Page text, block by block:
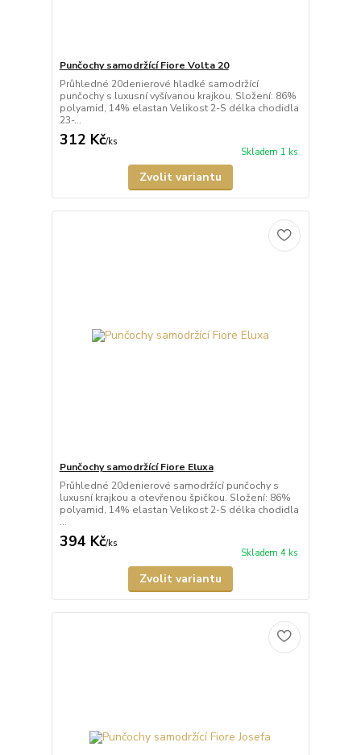
Punčochy samodržící Fiore Volta 20
Průhledné 20denierové hladké samodržící
punčochy s luxusní vyšívanou krajkou. Složení: 86%
polyamid, 14% elastan Velikost 2-S délka chodidla
23-...
312 Kč/ks
Skladem 1 ks
Zvolit variantu
Punčochy samodržící Fiore Eluxa
Průhledné 20denierové samodržící punčochy s
luxusní krajkou a otevřenou špičkou. Složení: 86%
polyamid, 14% elastan Velikost 2-S délka chodidla
...
394 Kč/ks
Skladem 4 ks
Zvolit variantu